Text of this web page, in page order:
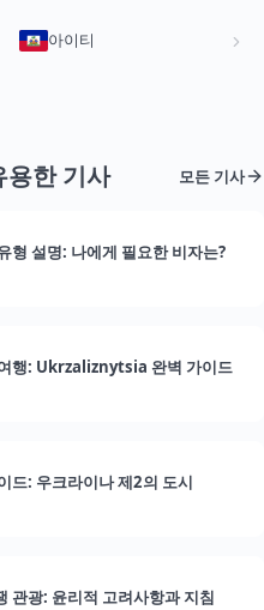
아이티
용한 기사 모든 기사
형 설명: 나에게 필요한 비자는?
행: Ukrzaliznytsia 완벽 가이드
드: 우크라이나 제2의 도시
관광: 윤리적 고려사항과 지침